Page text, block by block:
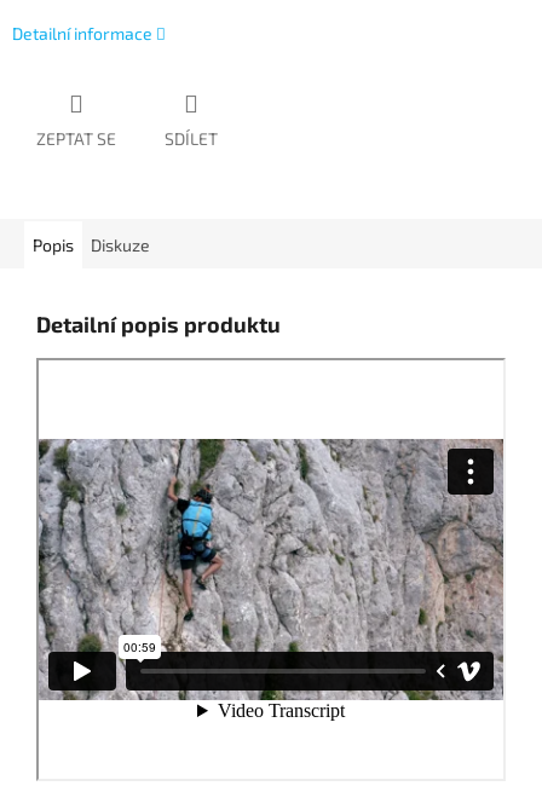
Detailní informace
ZEPTAT SE SDÍLET
Popis Diskuze
Detailní popis produktu